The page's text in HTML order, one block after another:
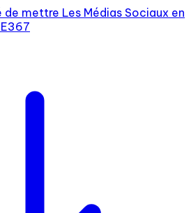
mettre Les Médias Sociaux en